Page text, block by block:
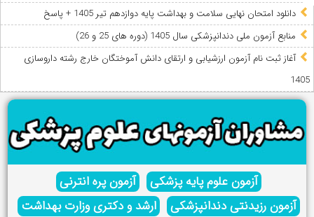
دانلود امتحان نهایی سلامت و بهداشت پایه دوازدهم تیر 1405 + پاسخ
ﻣﻨﺎﺑﻊ آزﻣﻮن ﻣﻠﯽ دندانپزشکی سال 1405 (دوره های 25 و 26)
آغاز ثبت نام آزمون‌ ارزشیابی و ارتقای دانش آموختگان خارج رشته داروسازی
1405
آزمون علوم پایه پزشکی
آزمون پره انترنی
آزمون رزیدنتی دندانپزشکی
ارشد و دکتری وزارت بهداشت